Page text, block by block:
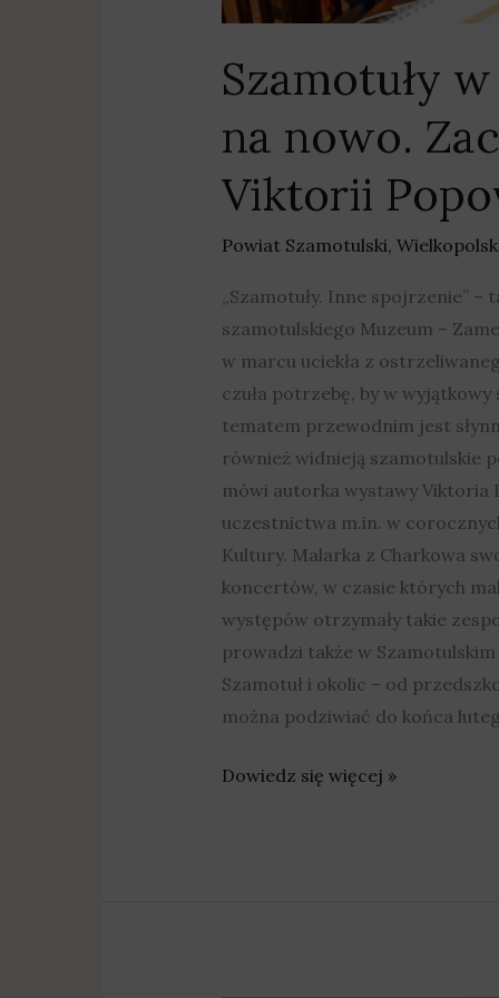
Szamotuły
na nowo.
Viktorii
Powiat Szamotulski,
„Szamotuły. Inne spojrzenie”
szamotulskiego Muzeum –
w marcu uciekła z
czuła potrzebę, by w
tematem przewodnim jest
również widnieją szamotulskie
mówi autorka wystawy Viktoria
uczestnictwa m.in. w
Kultury. Malarka z Charkowa
koncertów, w czasie których
występów otrzymały takie
prowadzi także w
Szamotuł i okolic – od
można podziwiać do końca
Dowiedz się więcej »